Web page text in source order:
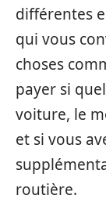
différentes
qui vous
choses
payer si
voiture, le
et si vous
routière.